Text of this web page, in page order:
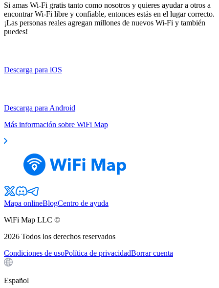
Si amas Wi-Fi gratis tanto como nosotros y quieres ayudar a otros a
encontrar Wi-Fi libre y confiable, entonces estás en el lugar correcto.
¡Las personas reales agregan millones de nuevos Wi-Fi y también
puedes!
Descarga para iOS
Descarga para Android
Más información sobre WiFi Map
Mapa onlineBlogCentro de ayuda
WiFi Map LLC ©
2026 Todos los derechos reservados
Condiciones de usoPolítica de privacidadBorrar cuenta
Español